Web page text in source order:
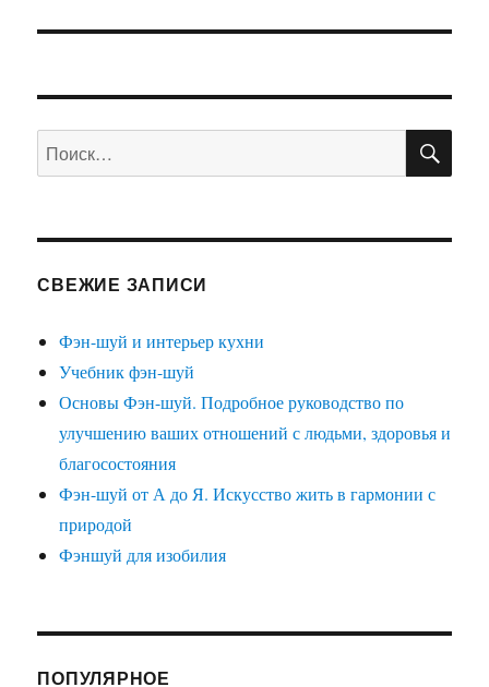
Искать:
СВЕЖИЕ ЗАПИСИ
Фэн-шуй и интерьер кухни
Учебник фэн-шуй
Основы Фэн-шуй. Подробное руководство по
улучшению ваших отношений с людьми, здоровья и
благосостояния
Фэн-шуй от А до Я. Искусство жить в гармонии с
природой
Фэншуй для изобилия
ПОПУЛЯРНОЕ